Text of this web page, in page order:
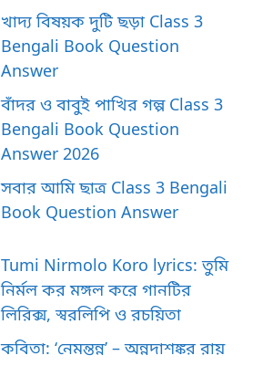
খাদ্য বিষয়ক দুটি ছড়া Class 3
Bengali Book Question
Answer
বাঁদর ও বাবুই পাখির গল্প Class 3
Bengali Book Question
Answer 2026
সবার আমি ছাত্র Class 3 Bengali
Book Question Answer
Tumi Nirmolo Koro lyrics: তুমি
নির্মল কর মঙ্গল করে গানটির
লিরিক্স, স্বরলিপি ও রচয়িতা
কবিতা: ‘নেমন্তন্ন’ – অন্নদাশঙ্কর রায়